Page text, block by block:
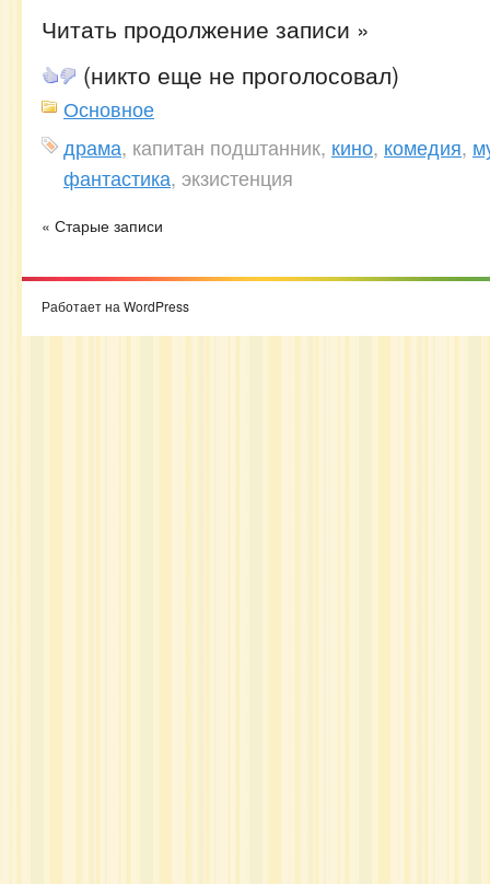
Читать продолжение записи »
(никто еще не проголосовал)
Основное
драма, капитан подштанник, кино, комедия,
фантастика, экзистенция
« Старые записи
Работает на WordPress